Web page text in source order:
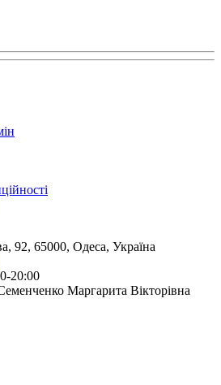
92, 65000, Одеса, Україна
20:00
Маргарита Вікторівна